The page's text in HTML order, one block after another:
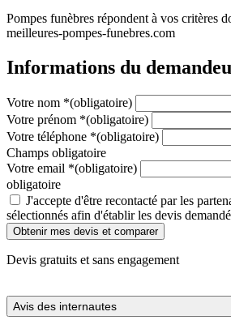
Pompes funèbres répondent à vos critères
meilleures-pompes-funebres.com
Informations du
Votre nom *(obligatoire)
Votre prénom *(obligatoire)
Votre téléphone *(obligatoire)
Champs obligatoire
Votre email *(obligatoire)
obligatoire
J'accepte d'être recontacté par les
sélectionnés afin d'établir les devis
Devis gratuits et sans engagement
Avis des internautes